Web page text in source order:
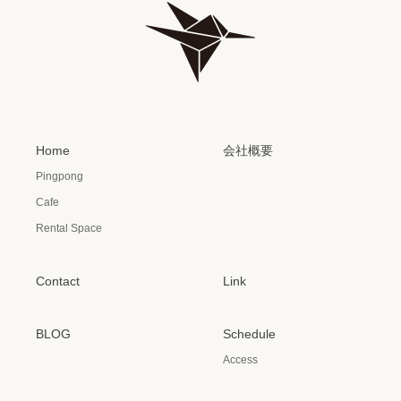
Home
Pingpong
Cafe
Rental Space
会社概要
Contact Link
BLOG Schedule
Access